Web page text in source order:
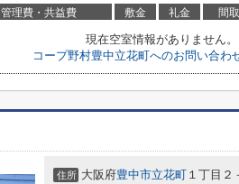
管理費・共益費 敷金 礼金 間
現在空室情報がありません。
コープ野村豊中立花町へのお問い合わ
住所 大阪府豊中市立花町 １丁目２